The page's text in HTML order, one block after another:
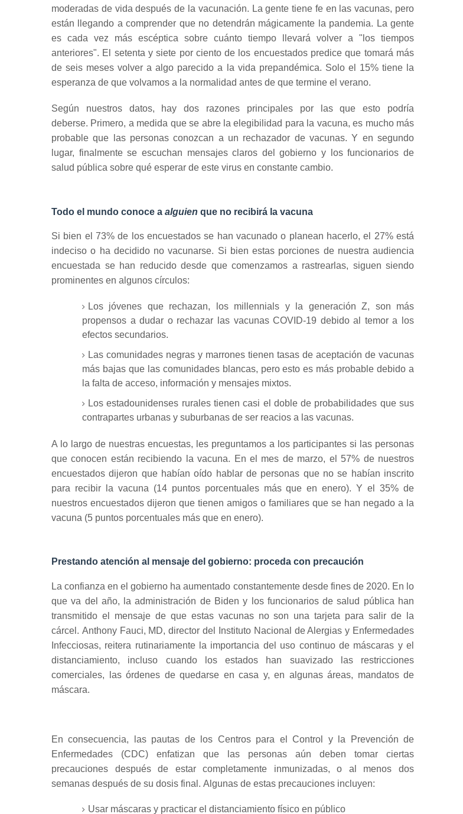
moderadas de vida después de la vacunación. La gente tiene fe en las vacunas, pero
están llegando a comprender que no detendrán mágicamente la pandemia. La gente
es cada vez más escéptica sobre cuánto tiempo llevará volver a "los tiempos
anteriores". El setenta y siete por ciento de los encuestados predice que tomará más
de seis meses volver a algo parecido a la vida prepandémica. Solo el 15% tiene la
esperanza de que volvamos a la normalidad antes de que termine el verano.
Según nuestros datos, hay dos razones principales por las que esto podría
deberse. Primero, a medida que se abre la elegibilidad para la vacuna, es mucho más
probable que las personas conozcan a un rechazador de vacunas.Y en segundo
lugar, finalmente se escuchan mensajes claros del gobierno y los funcionarios de
salud pública sobre qué esperar de este virus en constante cambio.
Todo el mundo conoce a alguien que no recibirá la vacuna
Si bien el 73% de los encuestados se han vacunado o planean hacerlo, el 27% está
indeciso o ha decidido no vacunarse. Si bien estas porciones de nuestra audiencia
encuestada se han reducido desde que comenzamos a rastrearlas, siguen siendo
prominentes en algunos círculos:
Los jóvenes querechazan, los millennials y la generación Z, son más
propensos a dudar o rechazar las vacunas COVID-19 debido al temor a los
efectos secundarios.
Las comunidades negras y marrones tienen tasas de aceptación de vacunas
más bajas que las comunidades blancas, pero esto es más probable debido a
la falta de acceso, información y mensajes mixtos.
Los estadounidenses rurales tienen casi el doble de probabilidades que sus
contrapartes urbanas y suburbanas de ser reacios a las vacunas.
A lo largo de nuestras encuestas, les preguntamos a los participantes si las personas
que conocen están recibiendo la vacuna. En el mes de marzo, el 57% de nuestros
encuestados dijeron que habían oído hablar de personas que no se habían inscrito
para recibir la vacuna (14 puntos porcentuales más que en enero).Y el 35% de
nuestros encuestados dijeron que tienen amigos o familiares que se han negado a la
vacuna (5 puntos porcentuales más que en enero).
Prestando atención al mensaje del gobierno: proceda con precaución
La confianza en el gobierno ha aumentado constantemente desde fines de 2020. En lo
que va del año, la administración de Biden y los funcionarios de salud pública han
transmitido el mensaje de que estas vacunas no son una tarjeta para salir de la
cárcel. Anthony Fauci, MD, director del Instituto Nacional de Alergias y Enfermedades
Infecciosas, reitera rutinariamente la importancia del uso continuo de máscaras y el
distanciamiento, incluso cuando los estados han suavizado las restricciones
comerciales, las órdenes de quedarse en casa y, en algunas áreas, mandatos de
máscara.
En consecuencia, las pautas de los Centros para el Control y la Prevención de
Enfermedades (CDC) enfatizan que las personas aún deben tomar ciertas
precauciones después de estar completamente inmunizadas, o al menos dos
semanas después de su dosis final. Algunas de estas precauciones incluyen:
Usar máscaras y practicar el distanciamiento físico en público